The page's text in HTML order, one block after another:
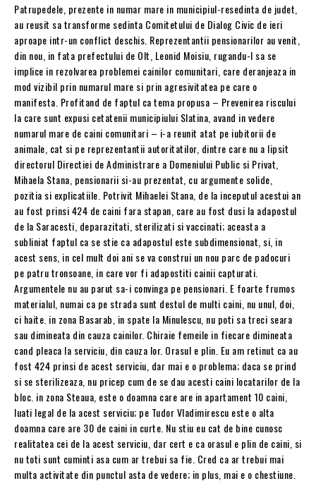
Patrupedele, prezente in numar mare in municipiul-resedinta de judet,
au reusit sa transforme sedinta Comitetului de Dialog Civic de ieri
aproape intr-un conflict deschis. Reprezentantii pensionarilor au venit,
din nou, in fata prefectului de Olt, Leonid Moisiu, rugandu-l sa se
implice in rezolvarea problemei cainilor comunitari, care deranjeaza in
mod vizibil prin numarul mare si prin agresivitatea pe care o
manifesta. Profitand de faptul ca tema propusa – Prevenirea riscului
la care sunt expusi cetatenii municipiului Slatina, avand in vedere
numarul mare de caini comunitari – i-a reunit atat pe iubitorii de
animale, cat si pe reprezentantii autoritatilor, dintre care nu a lipsit
directorul Directiei de Administrare a Domeniului Public si Privat,
Mihaela Stana, pensionarii si-au prezentat, cu argumente solide,
pozitia si explicatiile. Potrivit Mihaelei Stana, de la inceputul acestui an
au fost prinsi 424 de caini fara stapan, care au fost dusi la adapostul
de la Saracesti, deparazitati, sterilizati si vaccinati; aceasta a
subliniat faptul ca se stie ca adapostul este subdimensionat, si, in
acest sens, in cel mult doi ani se va construi un nou parc de padocuri
pe patru tronsoane, in care vor fi adapostiti cainii capturati.
Argumentele nu au parut sa-i convinga pe pensionari. E foarte frumos
materialul, numai ca pe strada sunt destul de multi caini, nu unul, doi,
ci haite. in zona Basarab, in spate la Minulescu, nu poti sa treci seara
sau dimineata din cauza cainilor. Chiraie femeile in fiecare dimineata
cand pleaca la serviciu, din cauza lor. Orasul e plin. Eu am retinut ca au
fost 424 prinsi de acest serviciu, dar mai e o problema; daca se prind
si se sterilizeaza, nu pricep cum de se dau acesti caini locatarilor de la
bloc. in zona Steaua, este o doamna care are in apartament 10 caini,
luati legal de la acest serviciu; pe Tudor Vladimirescu este o alta
doamna care are 30 de caini in curte. Nu stiu eu cat de bine cunosc
realitatea cei de la acest serviciu, dar cert e ca orasul e plin de caini, si
nu toti sunt cuminti asa cum ar trebui sa fie. Cred ca ar trebui mai
multa activitate din punctul asta de vedere; in plus, mai e o chestiune.